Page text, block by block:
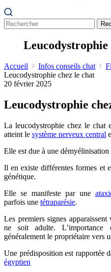
Leucodystrophie
Accueil Infos conseils chat
Leucodystrophie chez le chat
20 février 2025
Leucodystrophie
La leucodystrophie chez le chat
atteint le système nerveux central
Elle est due à une
Il en existe différentes formes et
génétique.
Elle se manifeste par une
parfois une tétraparésie.
Les premiers signes
ne soit adulte. L’importance
généralement le propriétaire vers
Une prédisposition est rapportée
égyptien